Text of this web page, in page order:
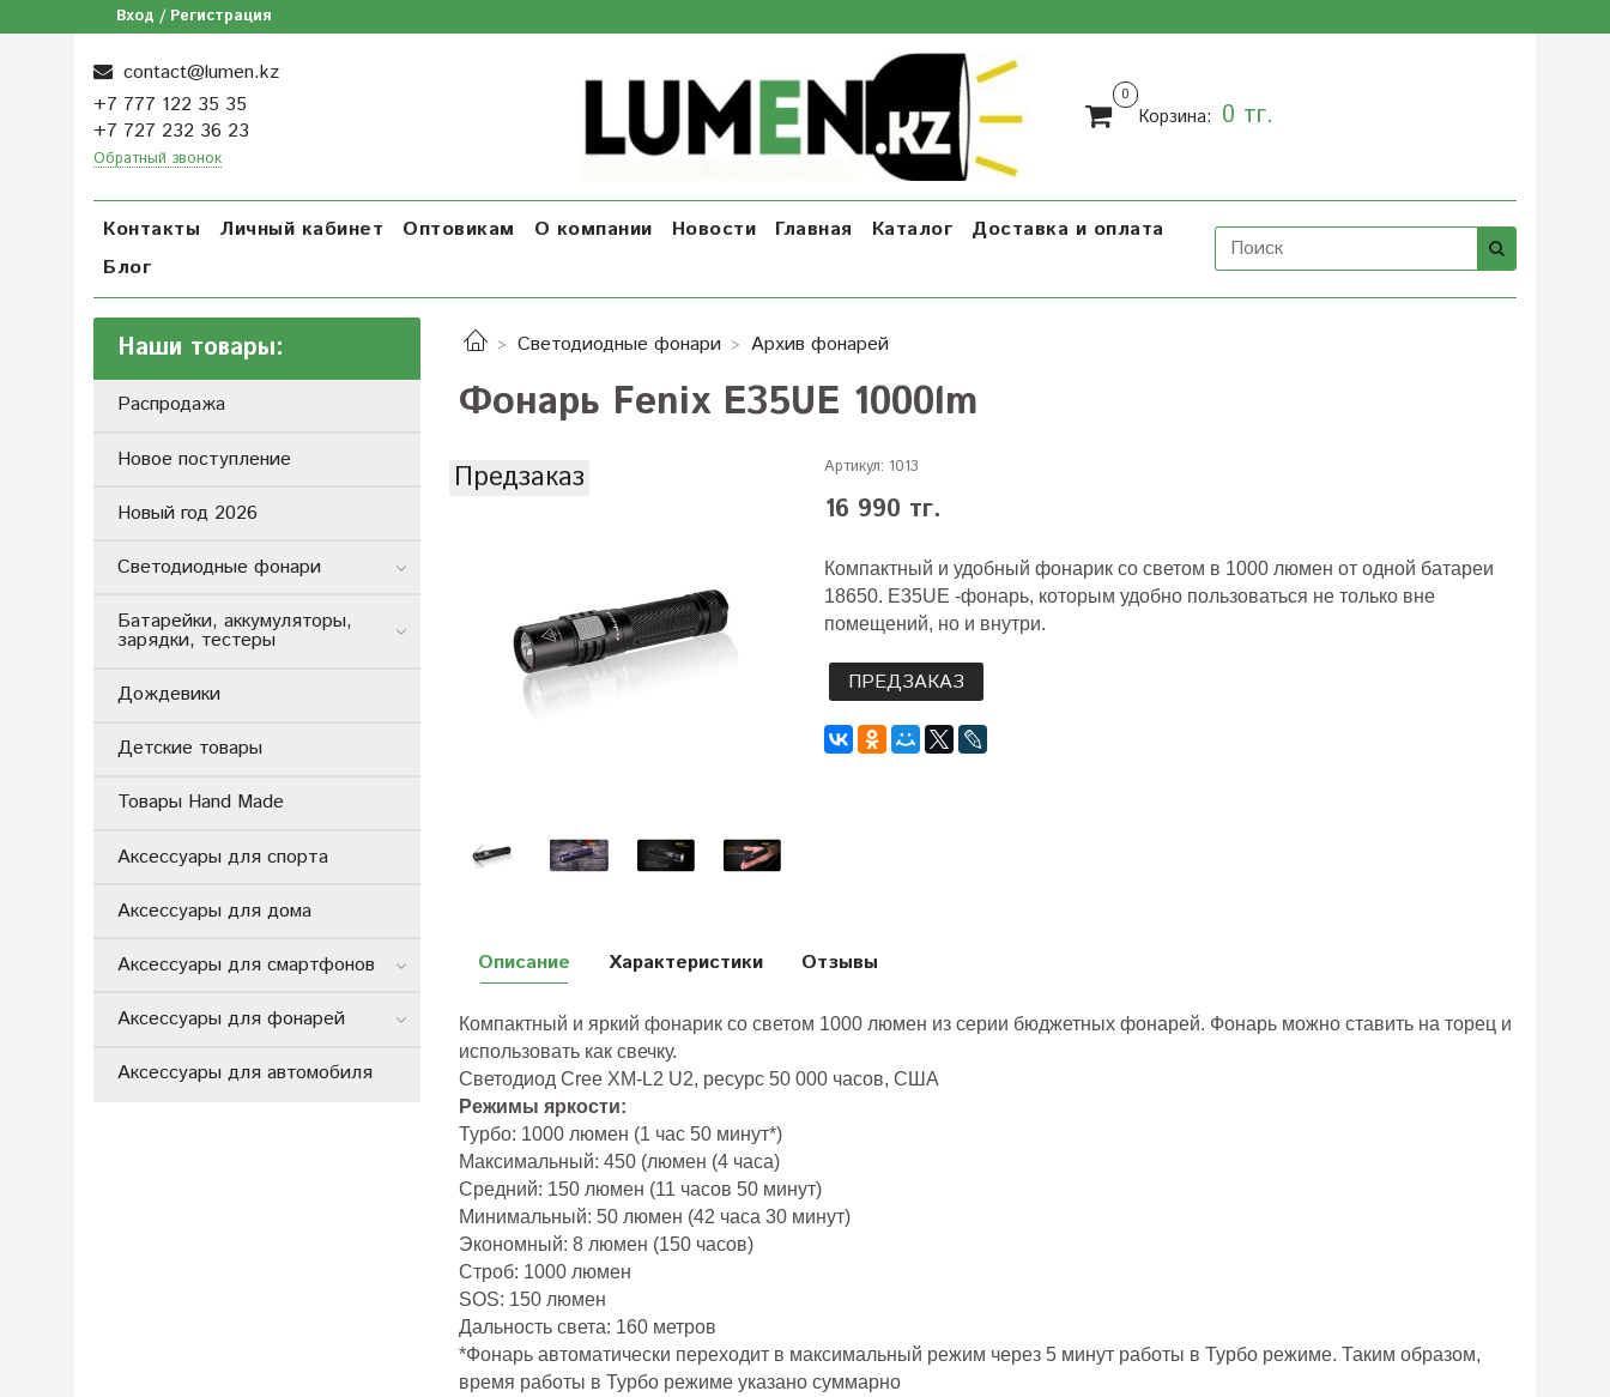
Вход / Регистрация
contact@lumen.kz
+7 777 122 35 35
+7 727 232 36 23
Обратный звонок
0
Корзина: 0 тг.
Контакты Личный кабинет Оптовикам О компании Новости Главная Каталог
Доставка и оплата
Блог
Светодиодные фонари Архив фонарей
Фонарь Fenix Е35UE 1000lm
Предзаказ Артикул: 1013
16 990 тг.
Компактный и удобный фонарик со светом в 1000 люмен от одной батареи
18650. E35UE -фонарь, которым удобно пользоваться не только вне
помещений, но и внутри.
ПРЕДЗАКАЗ
Описание
Компактный и яркий фонарик со светом 1000 люмен из серии бюджетных фонарей. Фонарь можно ставить на торец и
использовать как свечку.
Светодиод Cree XM-L2 U2, ресурс 50 000 часов, США
Режимы яркости:
Турбо: 1000 люмен (1 час 50 минут*)
Максимальный: 450 (люмен (4 часа)
Средний: 150 люмен (11 часов 50 минут)
Минимальный: 50 люмен (42 часа 30 минут)
Экономный: 8 люмен (150 часов)
Строб: 1000 люмен
SOS: 150 люмен
Дальность света: 160 метров
*Фонарь автоматически переходит в максимальный режим через 5 минут работы в Турбо режиме. Таким образом,
время работы в Турбо режиме указано суммарно
Характеристики Отзывы
Наши товары:
Распродажа
Новое поступление
Новый год 2026
Светодиодные фонари
Батарейки, аккумуляторы,
зарядки, тестеры
Дождевики
Детские товары
Товары Hand Made
Аксессуары для спорта
Аксессуары для дома
Аксессуары для смартфонов
Аксессуары для фонарей
Аксессуары для автомобиля